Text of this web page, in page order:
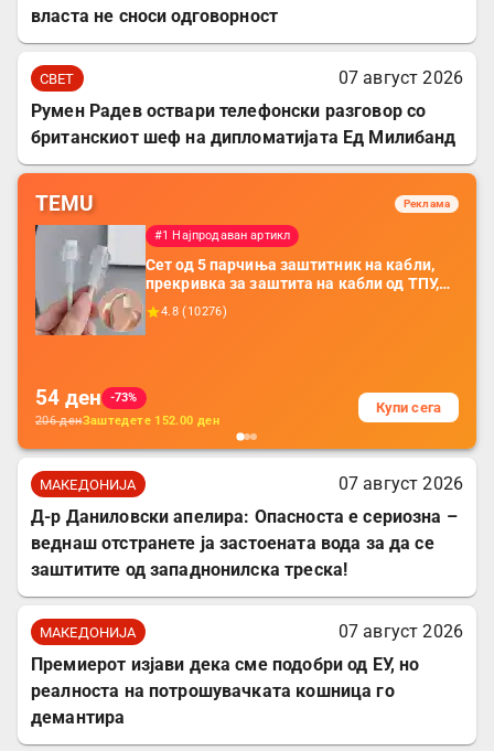
власта не сноси одговорност
СВЕТ
07 август 2026
Румен Радев оствари телефонски разговор со
британскиот шеф на дипломатијата Ед Милибанд
TEMU Реклама
#1 Најпродаван артикл
Сет од 5 парчиња заштитник на кабли,
прекривка за заштита на кабли од ТПУ,
додатоци за заштита на кабли, без
батерија, за мобилни телефони, комплет
4.8 ( 10276)
54 ден
-73%
206денЗаштедете 152.00 ден
Купи сега
МАКЕДОНИЈА
07 август 2026
Д-р Даниловски апелира: Опасноста е сериозна –
веднаш отстранете ја застоената вода за да се
заштитите од западнонилска треска!
МАКЕДОНИЈА
07 август 2026
Премиерот изјави дека сме подобри од ЕУ, но
реалноста на потрошувачката кошница го
демантира